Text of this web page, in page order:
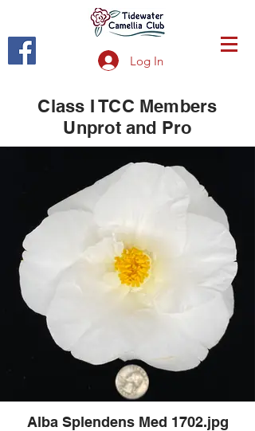
Log In
Class I TCC Members
Unprot and Pro
Alba Splendens Med 1702.jpg